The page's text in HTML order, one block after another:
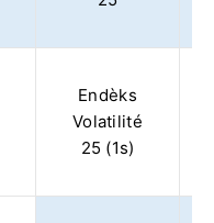
Endèks
Volatilité
25 (1s)